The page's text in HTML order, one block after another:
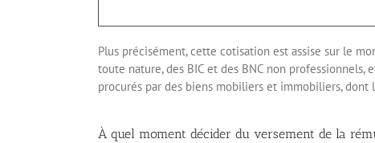
Plus précisément, cette cotisation est assise sur le
toute nature, des BIC et des BNC non professionnels,
procurés par des biens mobiliers et immobiliers,
À quel moment décider du versement de la